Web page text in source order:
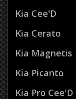
Kia Cee'D
Kia Cerato
Kia Magnetis
Kia Picanto
Kia Pro Cee'D